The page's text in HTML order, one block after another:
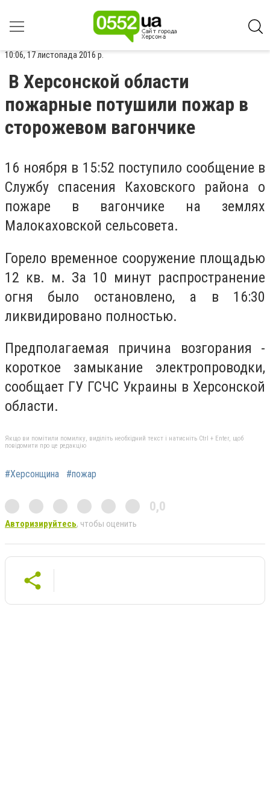
10:06, 17 листопада 2016 р.
В Херсонской области
пожарные потушили пожар в
сторожевом вагончике
16 ноября в 15:52 поступило сообщение в
Службу спасения Каховского района о
пожаре в вагончике на землях
Малокаховской сельсовета.
Горело временное сооружение площадью
12 кв. м. За 10 минут распространение
огня было остановлено, а в 16:30
ликвидировано полностью.
Предполагаемая причина возгорания -
короткое замыкание электропроводки,
сообщает ГУ ГСЧС Украины в Херсонской
области.
Якщо ви помітили помилку, виділіть необхідний текст і натисніть Ctrl + Enter, щоб
повідомити про це редакцію
#Херсонщина #пожар
0,0
Авторизируйтесь, чтобы оценить